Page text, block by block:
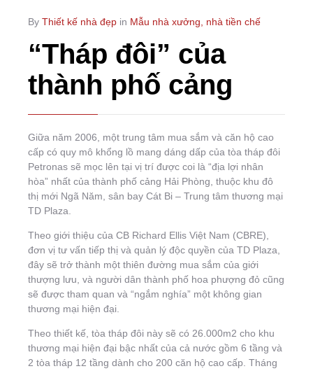
By Thiết kế nhà đẹp in Mẫu nhà xưởng, nhà tiền chế
“Tháp đôi” của
thành phố cảng
Giữa năm 2006, một trung tâm mua sắm và căn hộ cao
cấp có quy mô khổng lồ mang dáng dấp của tòa tháp đôi
Petronas sẽ mọc lên tại vị trí được coi là “địa lợi nhân
hòa” nhất của thành phố cảng Hải Phòng, thuộc khu đô
thị mới Ngã Năm, sân bay Cát Bi – Trung tâm thương mại
TD Plaza.
Theo giới thiệu của CB Richard Ellis Việt Nam (CBRE),
đơn vị tư vấn tiếp thị và quản lý độc quyền của TD Plaza,
đây sẽ trở thành một thiên đường mua sắm của giới
thượng lưu, và người dân thành phố hoa phượng đỏ cũng
sẽ được tham quan và “ngắm nghía” một không gian
thương mại hiện đại.
Theo thiết kế, tòa tháp đôi này sẽ có 26.000m2 cho khu
thương mại hiện đại bậc nhất của cả nước gồm 6 tầng và
2 tòa tháp 12 tầng dành cho 200 căn hộ cao cấp. Tháng